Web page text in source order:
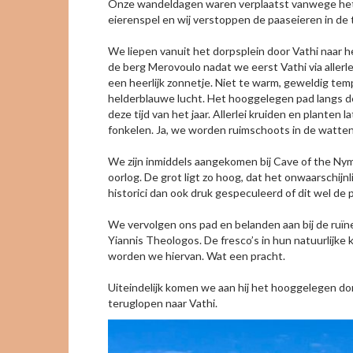
Onze wandeldagen waren verplaatst vanwege
eierenspel en wij verstoppen de paaseieren in
We liepen vanuit het dorpsplein door Vathi naar
de berg Merovoulo nadat we eerst Vathi via
een heerlijk zonnetje. Niet te warm, geweldig
helderblauwe lucht. Het hooggelegen pad langs
deze tijd van het jaar. Allerlei kruiden en planten
fonkelen. Ja, we worden ruimschoots in de
We zijn inmiddels aangekomen bij Cave of the
oorlog. De grot ligt zo hoog, dat het
historici dan ook druk gespeculeerd of dit wel de
We vervolgen ons pad en belanden aan bij de
Yiannis Theologos. De fresco’s in hun
worden we hiervan. Wat een pracht.
Uiteindelijk komen we aan hij het hooggelegen
teruglopen naar Vathi.